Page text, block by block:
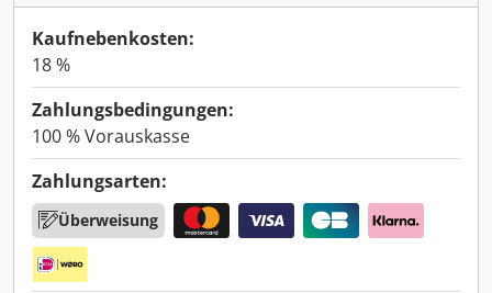
Kaufnebenkosten:
18 %
Zahlungsbedingungen:
100 % Vorauskasse
Zahlungsarten:
Überweisung